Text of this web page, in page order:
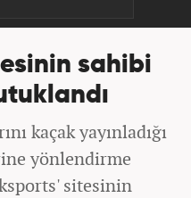
sahibi
kaçak yayınladığı
yönlendirme
sitesinin